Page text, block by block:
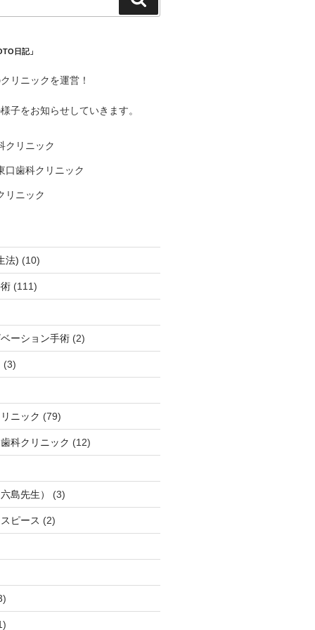
索
日記」
リニックを運営！
子をお知らせしていきます。
クリニック
口歯科クリニック
リニック
法) (10)
(111)
ーション手術(2)
(3)
ニック (79)
科クリニック (12)
島先生） (3)
ピース (2)